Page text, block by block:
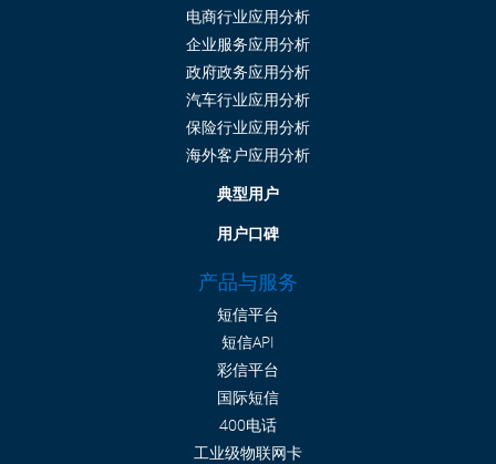
电商行业应用分析
企业服务应用分析
政府政务应用分析
汽车行业应用分析
保险行业应用分析
海外客户应用分析
典型用户
用户口碑
产品与服务
短信平台
短信API
彩信平台
国际短信
400电话
工业级物联网卡